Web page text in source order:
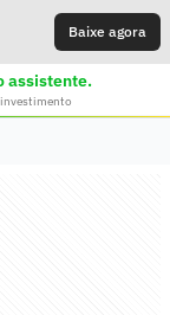
Baixe agora
assistente.
investimento